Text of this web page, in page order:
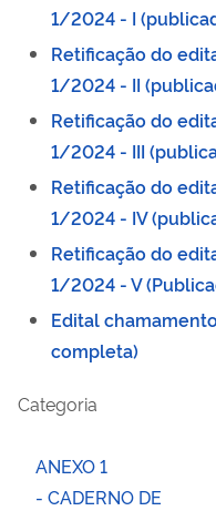
1/2024 - I
Retificação do
1/2024 - II
Retificação do
1/2024 - III
Retificação do
1/2024 - IV
Retificação do
1/2024 - V
Edital
completa)
Categoria
ANEXO 1
- CADERNO DE